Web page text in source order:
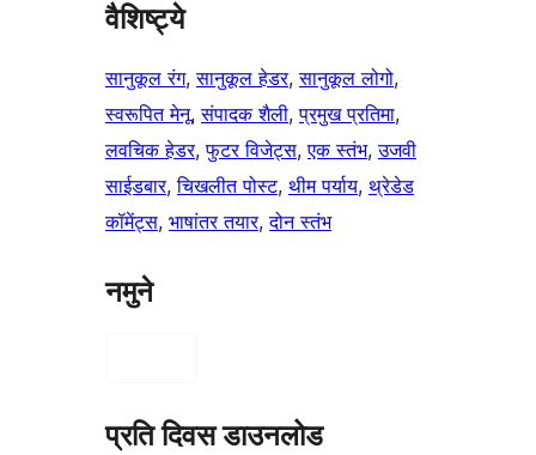
वैशिष्ट्ये
सानुकूल रंग, सानुकूल हेडर, सानुकूल लोगो
स्वरूपित मेनू, संपादक शैली, प्रमुख प्रतिमा
लवचिक हेडर, फुटर विजेट्स, एक स्तंभ, उजवी
साईडबार, चिखलीत पोस्ट, थीम पर्याय, थ्रेडेड
कॉमेंट्स, भाषांतर तयार, दोन स्तंभ
नमुने
प्रति दिवस डाउनलोड